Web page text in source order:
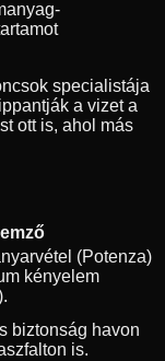
specialistája
a vizet a
ott is, ahol más
(Potenza)
kényelem
biztonság havon
is.